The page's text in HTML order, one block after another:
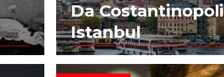
Da
Istanbul